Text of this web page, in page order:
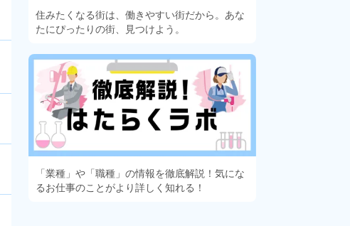
住みたくなる街は、働きやすい街だから。あな
たにぴったりの街、見つけよう。
「業種」や「職種」の情報を徹底解説！気にな
るお仕事のことがより詳しく知れる！